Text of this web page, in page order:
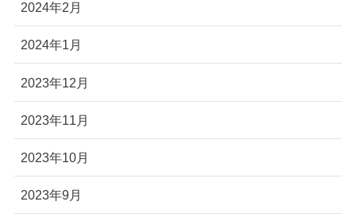
2024年2月
2024年1月
2023年12月
2023年11月
2023年10月
2023年9月